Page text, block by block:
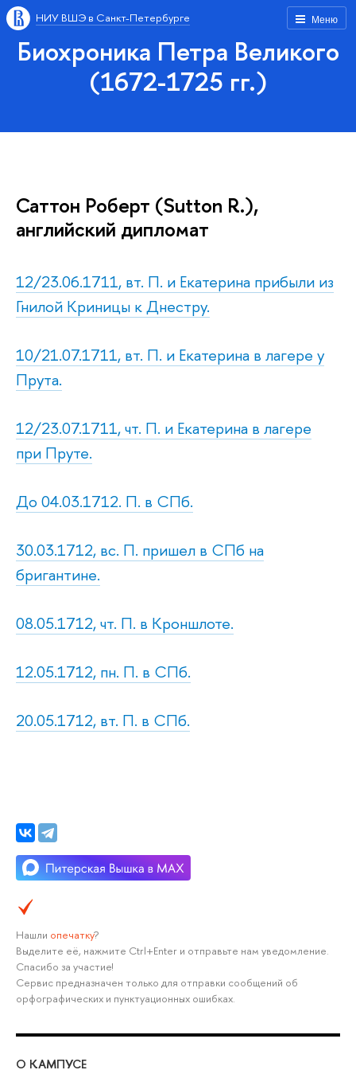
Меню
НИУ ВШЭ в Санкт-Петербурге
Биохроника Петра Великого
(1672-1725 гг.)
Саттон Роберт (Sutton R.),
английский дипломат
12/23.06.1711, вт. П. и Екатерина прибыли из
Гнилой Криницы к Днестру.
10/21.07.1711, вт. П. и Екатерина в лагере у
Прута.
12/23.07.1711, чт. П. и Екатерина в лагере
при Пруте.
До 04.03.1712. П. в СПб.
30.03.1712, вс. П. пришел в СПб на
бригантине.
08.05.1712, чт. П. в Кроншлоте.
12.05.1712, пн. П. в СПб.
20.05.1712, вт. П. в СПб.
Нашли опечатку?
Выделите её, нажмите Ctrl+Enter и отправьте нам уведомление.
Спасибо за участие!
Сервис предназначен только для отправки сообщений об
орфографических и пунктуационных ошибках.
О КАМПУСЕ